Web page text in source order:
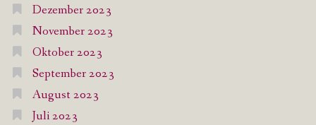
Dezember 2023
November 2023
Oktober 2023
September 2023
August 2023
Juli 2023